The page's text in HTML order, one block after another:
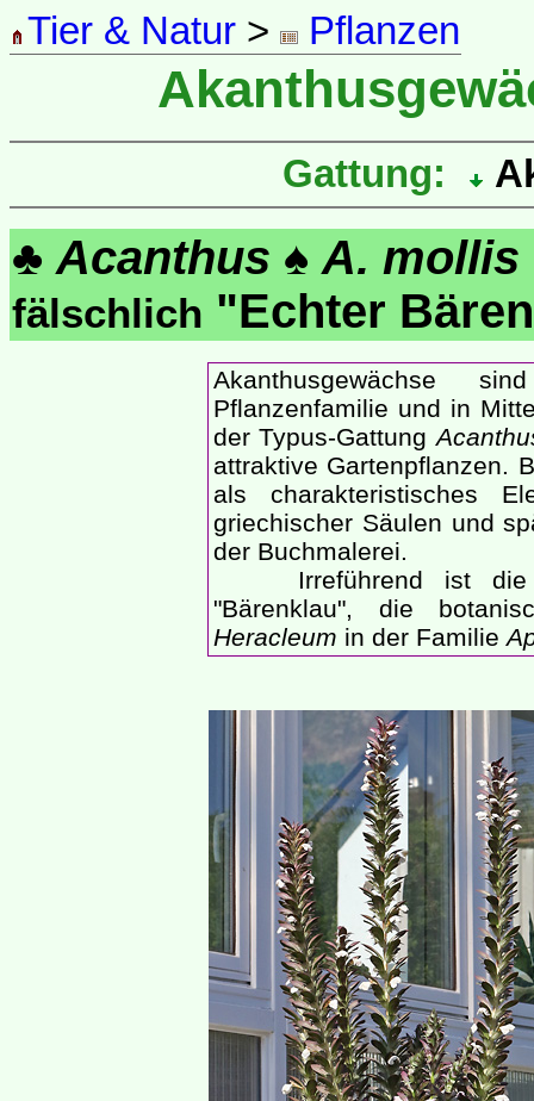
Tier & Natur > Pflanzen
Gattung:
♣ Acanthus ♠ A. mollis
fälschlich "Echter
Akanthusgewächse
Pflanzenfamilie und in
der Typus-Gattung
attraktive Gartenpflanzen.
als charakteristisches
griechischer Säulen und
der Buchmalerei.
Irreführend ist die
"Bärenklau", die
Heracleum in der Familie